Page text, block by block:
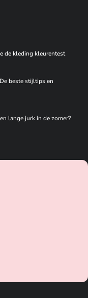
de kleding kleurentest
beste stijltips en
lange jurk in de zomer?